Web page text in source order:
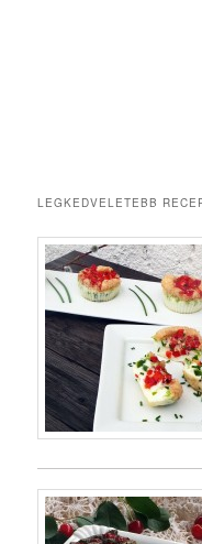
LEGKEDVELETEBB